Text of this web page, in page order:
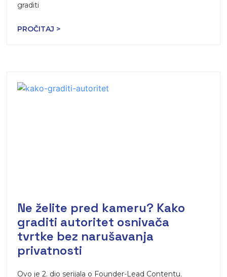
graditi
PROČITAJ >
Ne želite pred kameru? Kako
graditi autoritet osnivača
tvrtke bez narušavanja
privatnosti
Ovo je 2. dio serijala o Founder-Lead Contentu.